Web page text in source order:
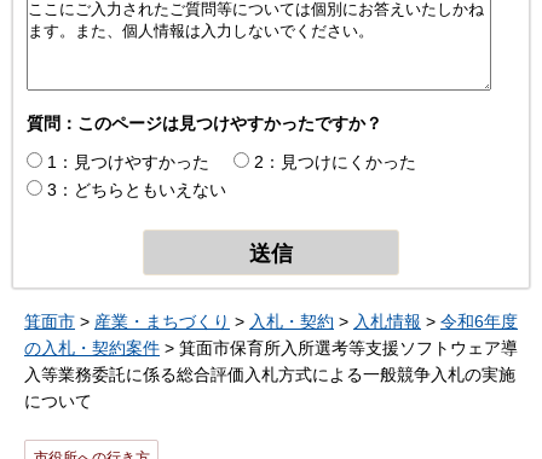
質問：このページは見つけやすかったですか？
1：見つけやすかった
2：見つけにくかった
3：どちらともいえない
箕面市 > 産業・まちづくり > 入札・契約 > 入札情報 > 令和6年度
の入札・契約案件 > 箕面市保育所入所選考等支援ソフトウェア導
入等業務委託に係る総合評価入札方式による一般競争入札の実施
について